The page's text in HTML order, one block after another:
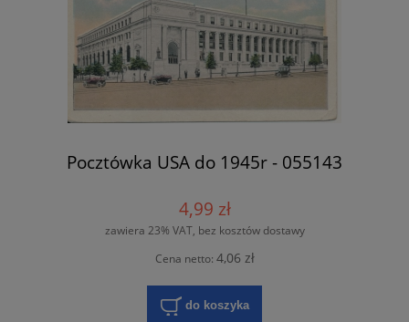
Pocztówka USA do 1945r - 055143
4,99 zł
zawiera 23% VAT, bez kosztów dostawy
Cena netto: 4,06 zł
do koszyka